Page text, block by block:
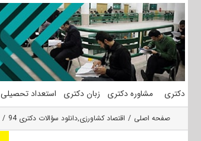
محتوا
دکتری مشاوره دکتری زبان دکتری استعداد تحصیلی
صفحه اصلی اقتصاد کشاورزی,دانلود سؤالات دکتری 94